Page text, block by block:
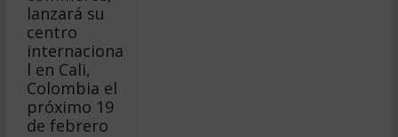
lanzará su
centro
internaciona
l en Cali,
Colombia el
próximo 19
de febrero